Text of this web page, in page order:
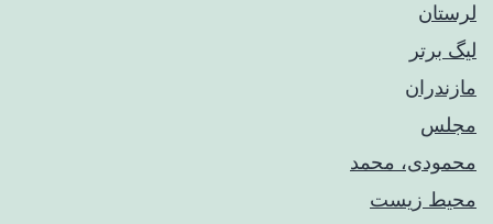
لرستان
لیگ برتر
مازندران
مجلس
محمودی، محمد
محیط زیست